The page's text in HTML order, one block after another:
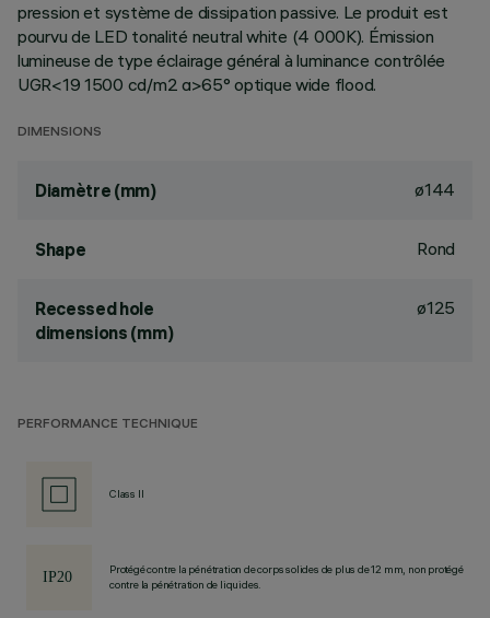
pression et système de dissipation passive. Le produit est
pourvu de LED tonalité neutral white (4 000K). Émission
lumineuse de type éclairage général à luminance contrôlée
UGR<19 1500 cd/m2 α>65° optique wide flood.
DIMENSIONS
Diamètre (mm) ø144
Shape Rond
Recessed hole
dimensions (mm)
ø125
PERFORMANCE TECHNIQUE
Class II
Protégé contre la pénétration de corps solides de plus de 12 mm, non protégé
contre la pénétration de liquides.